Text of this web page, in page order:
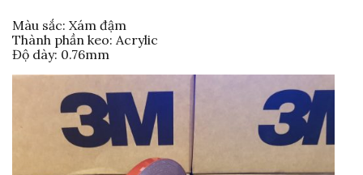
Màu sắc: Xám đậm
Thành phần keo: Acrylic
Độ dày: 0.76mm